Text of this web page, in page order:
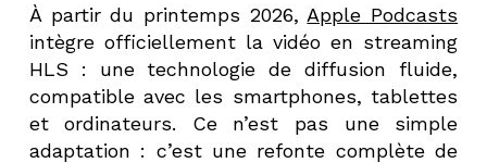
À partir du printemps 2026, Apple Podcasts
intègre officiellement la vidéo en streaming
HLS : une technologie de diffusion fluide,
compatible avec les smartphones, tablettes
et ordinateurs. Ce n’est pas une simple
adaptation : c’est une refonte complète de